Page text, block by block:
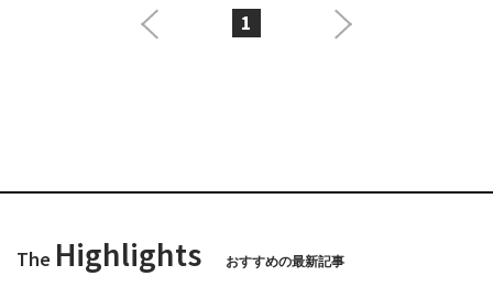
1
The Highlights おすすめの最新記事